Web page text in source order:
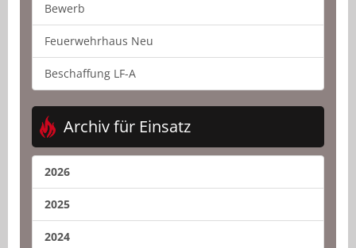
Bewerb
Feuerwehrhaus Neu
Beschaffung LF-A
Archiv für Einsatz
2026
2025
2024